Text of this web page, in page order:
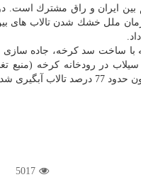
بین ایران و راق مشترك
كه در سال 2002 برنامه محیط زیست سازمان ملل خشك
با ساخت سد كرخه، جاده
در رودخانه كرخه (منبع
شده است.
5017